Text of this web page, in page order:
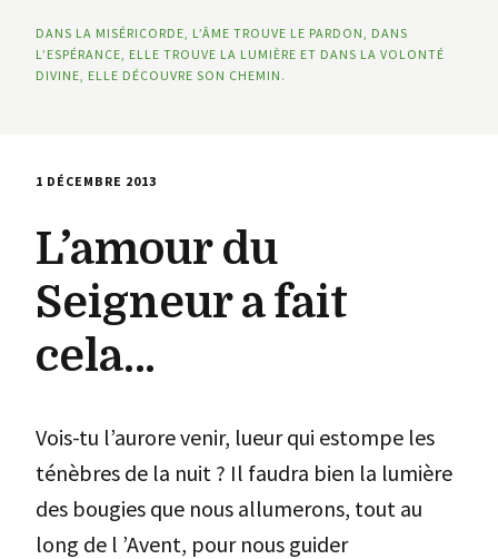
DANS LA MISÉRICORDE, L’ÂME TROUVE LE PARDON, DANS
L’ESPÉRANCE, ELLE TROUVE LA LUMIÈRE ET DANS LA VOLONTÉ
DIVINE, ELLE DÉCOUVRE SON CHEMIN.
1 DÉCEMBRE 2013
L’amour du
Seigneur a fait
cela…
Vois-tu l’aurore venir, lueur qui estompe les
ténèbres de la nuit ? Il faudra bien la lumière
des bougies que nous allumerons, tout au
long de l ’Avent, pour nous guider